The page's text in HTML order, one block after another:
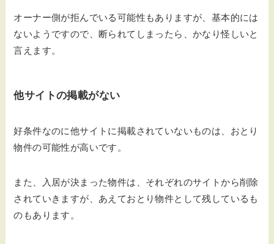
オーナー側が拒んでいる可能性もありますが、基本的には
ないようですので、断られてしまったら、かなり怪しいと
言えます。
他サイトの掲載がない
好条件なのに他サイトに掲載されていないものは、おとり
物件の可能性が高いです。
また、入居が決まった物件は、それぞれのサイトから削除
されていきますが、あえておとり物件として残しているも
のもあります。